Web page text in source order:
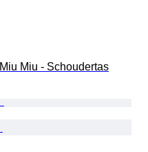
Miu Miu - Schoudertas